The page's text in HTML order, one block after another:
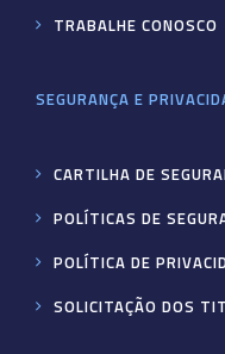
TRABALHE CONOSCO
SEGURANÇA E
CARTILHA DE
POLÍTICAS DE
POLÍTICA DE
SOLICITAÇÃO DOS